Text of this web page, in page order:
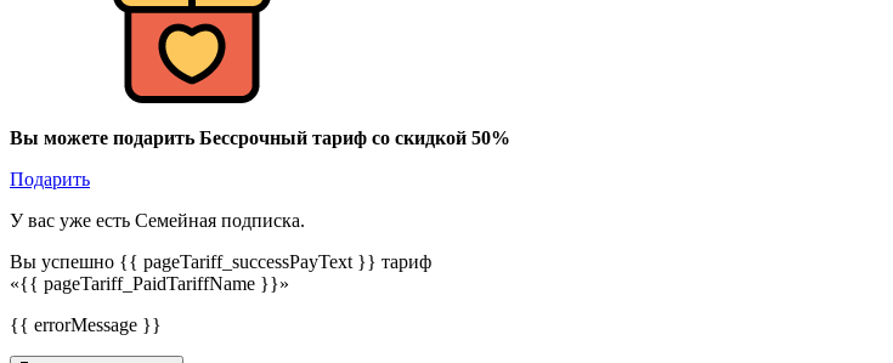
Вы можете подарить Бессрочный тариф со скидкой 50%
Подарить
У вас уже есть Семейная подписка.
Вы успешно {{ pageTariff_successPayText }} тариф
«{{ pageTariff_PaidTariffName }}»
{{ errorMessage }}